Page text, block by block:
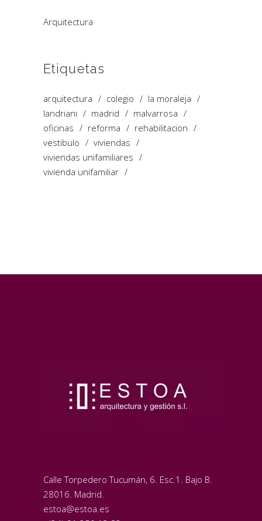
Arquitectura
Etiquetas
arquitectura colegio
la moraleja
landriani
madrid
malvarrosa
oficinas
reforma
rehabilitacion
vestibulo
viviendas
viviendas unifamiliares
vivienda unifamiliar
Calle Torpedero Tucumán, 6. Esc.1. Bajo B.
28016. Madrid.
estoa@estoa.es